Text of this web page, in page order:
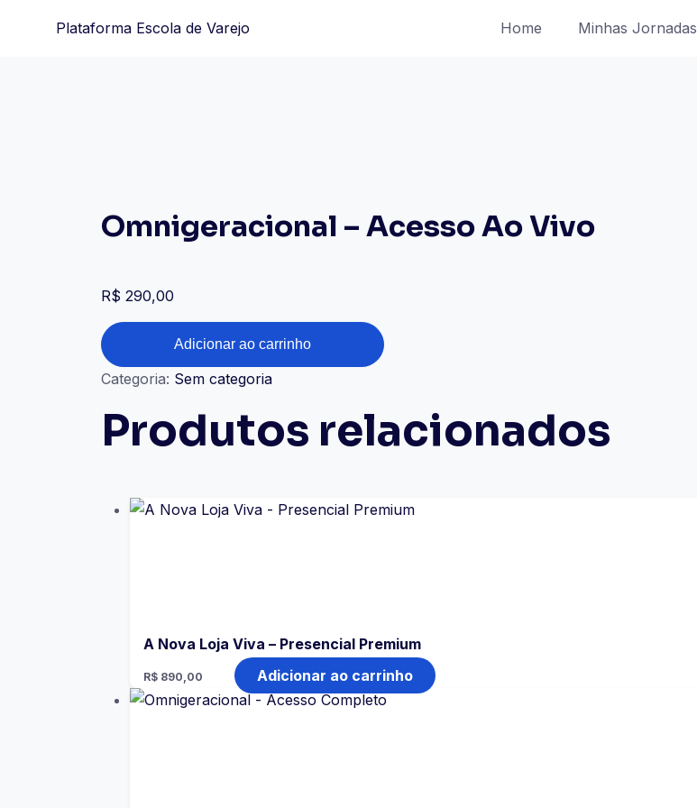
Plataforma Escola de Varejo Home Minhas Jornadas
Omnigeracional – Acesso Ao Vivo
R$ 290,00
Omnigeracional
-
Acesso
Vivo
Adicionar ao carrinho
Categoria: Sem categoria
Produtos relacionados
A Nova Loja Viva – Presencial Premium
R$ 890,00 Adicionar ao carrinho